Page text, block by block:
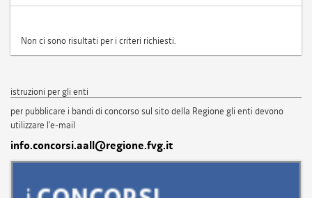
Non ci sono risultati per i criteri richiesti.
istruzioni per gli enti
per pubblicare i bandi di concorso sul sito della Regione gli enti devono
utilizzare l'e-mail
info.concorsi.aall@regione.fvg.it